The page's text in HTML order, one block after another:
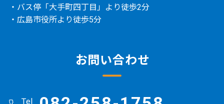
・バス停「大手町四丁目」より徒歩2分
・広島市役所より徒歩5分
お問い合わせ